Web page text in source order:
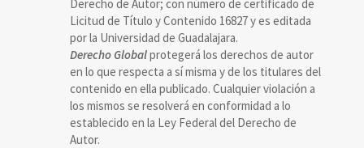
Derecho de Autor; con número de certificado de
Licitud de Título y Contenido 16827 y es editada
por la Universidad de Guadalajara.
Derecho Globalprotegerá los derechos de autor
en lo que respecta a sí misma y de los titulares del
contenido en ella publicado. Cualquier violación a
los mismos se resolverá en conformidad a lo
establecido en la Ley Federal del Derecho de
Autor.